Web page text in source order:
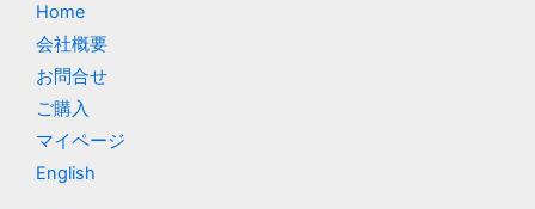
Home
会社概要
お問合せ
ご購入
マイページ
English